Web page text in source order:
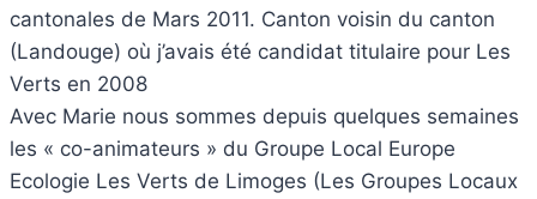
cantonales de Mars 2011. Canton voisin du canton
(Landouge) où j’avais été candidat titulaire pour Les
Verts en 2008
Avec Marie nous sommes depuis quelques semaines
les « co-animateurs » du Groupe Local Europe
Ecologie Les Verts de Limoges (Les Groupes Locaux